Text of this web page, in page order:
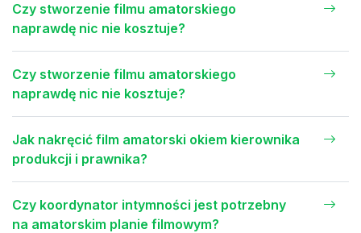
Czy stworzenie filmu amatorskiego
naprawdę nic nie kosztuje?
Czy stworzenie filmu amatorskiego
naprawdę nic nie kosztuje?
Jak nakręcić film amatorski okiem kierownika
produkcji i prawnika?
Czy koordynator intymności jest potrzebny
na amatorskim planie filmowym?